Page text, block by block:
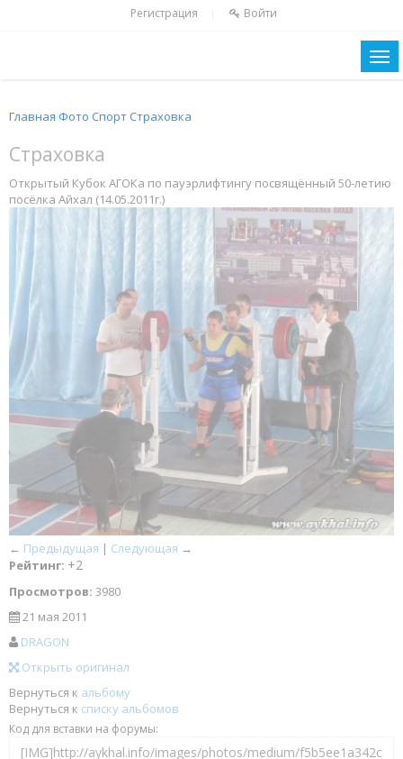
Регистрация Войти
Главная Фото Спорт Страховка
Страховка
Открытый Кубок АГОКа по пауэрлифтингу посвящённый 50-летию
посёлка Айхал (14.05.2011г.)
← Предыдущая | Следующая →
Рейтинг: +2
Просмотров: 3980
21 мая 2011
DRAGON
Открыть оригинал
Вернуться к альбому
Вернуться к списку альбомов
Код для вставки на форумы: